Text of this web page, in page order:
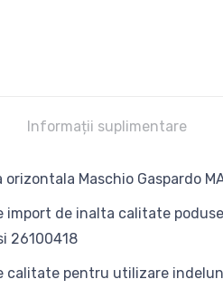
Informații suplimentare
Maschio Gaspardo
import de inalta calitate
26100418
calitate pentru utilizare